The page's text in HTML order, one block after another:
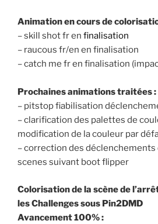
Animation en cours de
– skill shot fr en finalisation
– raucous fr/en en finalisation
– catch me fr en finalisation
Prochaines animations traitées :
– pitstop fiabilisation
– clarification des palettes de
modification de la couleur par
– correction des
scenes suivant boot flipper
Colorisation de la scène de
les Challenges sous Pin2DMD
Avancement 100% :